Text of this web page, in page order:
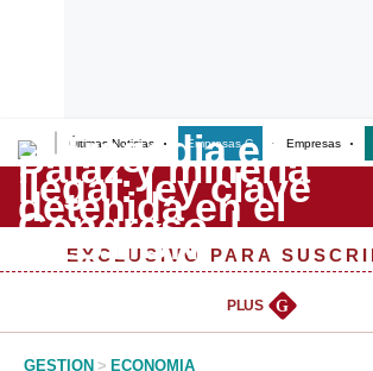
Últimas Noticias Empresas G Empresas
Lo último
Peru Quiosco
Management & Empleo
EXCLUSIVO PARA
PLUS G
GESTION > ECONOMIA